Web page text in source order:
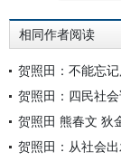
相同作者阅读
贺照田：不能忘
贺照田 熊春文 狄
贺照田：从社会